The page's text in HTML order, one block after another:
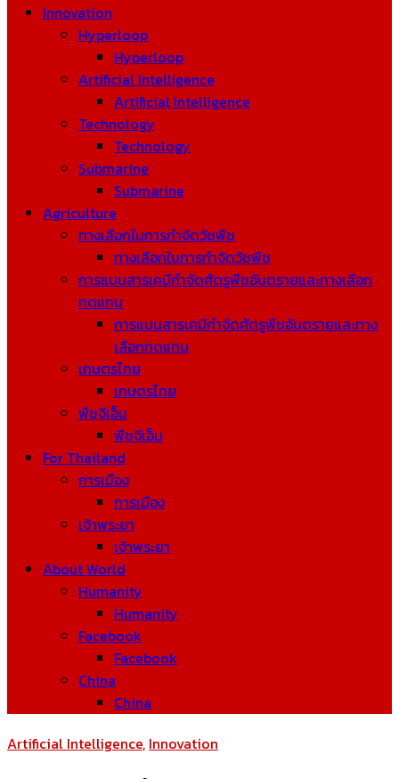
Innovation
Hyperloop
Hyperloop
Artificial Intelligence
Artificial Intelligence
Technology
Technology
Submarine
Submarine
Agriculture
ทางเลือกในการกำจัดวัชพืช
ทางเลือกในการกำจัดวัชพืช
การแบนสารเคมีกำจัดศัตรูพืชอันตรายและทางเลือก
ทดแทน
การแบนสารเคมีกำจัดศัตรูพืชอันตรายและทาง
เลือกทดแทน
เกษตรไทย
เกษตรไทย
พืชจีเอ็ม
พืชจีเอ็ม
For Thailand
การเมือง
การเมือง
เจ้าพระยา
เจ้าพระยา
About World
Humanity
Humanity
Facebook
Facebook
China
China
Artificial Intelligence, Innovation